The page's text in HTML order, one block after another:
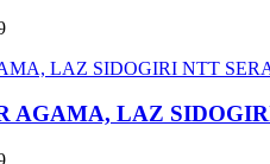
AGAMA, LAZ